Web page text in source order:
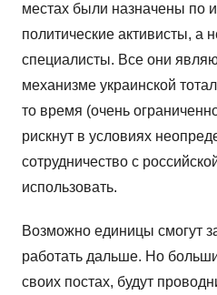
местах были назначены по
политические активисты, а
специалисты. Все они
механизме украинской
то время (очень
рискнут в условиях
сотрудничество с
использовать.
Возможно единицы смогут
работать дальше. Но
своих постах, будут